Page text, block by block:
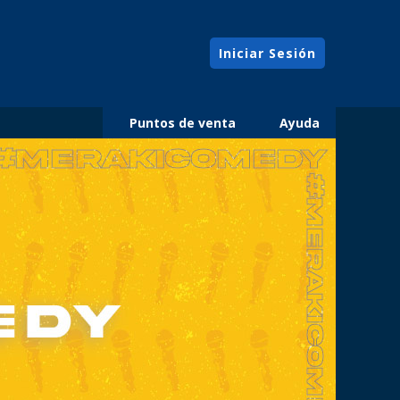
Iniciar Sesión
Puntos de venta Ayuda